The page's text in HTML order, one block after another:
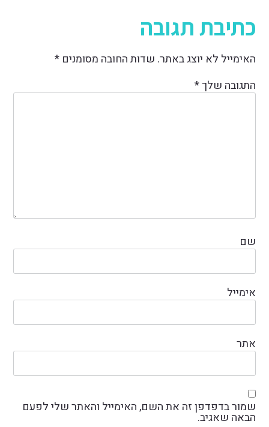
כתיבת תגובה
האימייל לא יוצג באתר. שדות החובה מסומנים *
התגובה שלך*
שם
אימייל
אתר
שמור בדפדפן זה את השם, האימייל והאתר שלי לפעם
הבאה שאגיב.